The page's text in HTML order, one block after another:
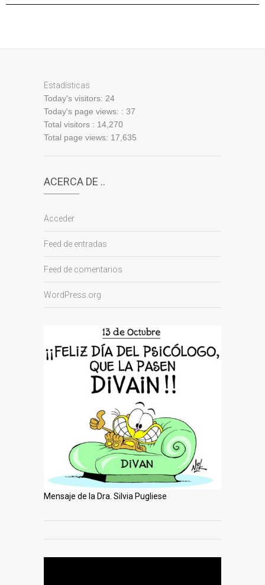
Estadísticas
Today's visitors: 24
Today's page views: : 37
Total visitors : 14,270
Total page views: 17,635
ACERCA DE ..
Acceder
Feed de entradas
Feed de comentarios
WordPress.org
Mensaje de la Dra. Silvia Pugliese